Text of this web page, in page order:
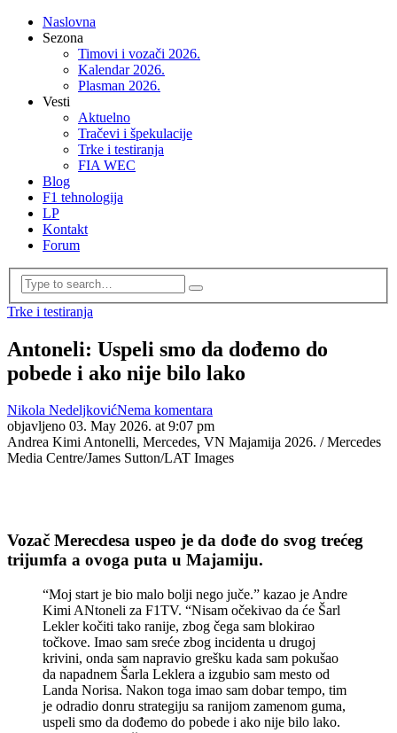
Naslovna
Sezona
Timovi i vozači 2026.
Kalendar 2026.
Plasman 2026.
Vesti
Aktuelno
Tračevi i špekulacije
Trke i testiranja
FIA WEC
Blog
F1 tehnologija
LP
Kontakt
Forum
Trke i testiranja
Antoneli: Uspeli smo da dođemo do
pobede i ako nije bilo lako
Nikola NedeljkovićNema komentara
objavljeno 03. May 2026. at 9:07 pm
Andrea Kimi Antonelli, Mercedes, VN Majamija 2026. / Mercedes
Media Centre/James Sutton/LAT Images
Vozač Merecdesa uspeo je da dođe do svog trećeg
trijumfa a ovoga puta u Majamiju.
“Moj start je bio malo bolji nego juče.” kazao je Andre
Kimi ANtoneli za F1TV. “Nisam očekivao da će Šarl
Lekler kočiti tako ranije, zbog čega sam blokirao
točkove. Imao sam sreće zbog incidenta u drugoj
krivini, onda sam napravio grešku kada sam pokušao
da napadnem Šarla Leklera a izgubio sam mesto od
Landa Norisa. Nakon toga imao sam dobar tempo, tim
je odradio donru strategiju sa ranijom zamenom guma,
uspeli smo da dođemo do pobede i ako nije bilo lako.